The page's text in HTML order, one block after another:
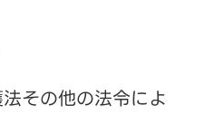
その他の法令によ